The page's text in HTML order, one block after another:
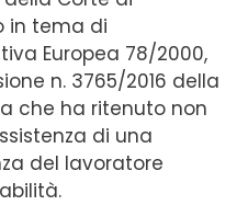
in tema di
Europea 78/2000,
n. 3765/2016 della
che ha ritenuto non
di una
del lavoratore